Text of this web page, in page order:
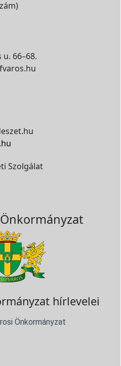
66–68.
Szolgálat
hírlevelei
Önkormányzat